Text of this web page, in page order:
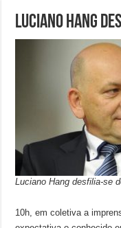
Luciano Hang
Luciano Hang desfilia-se
10h, em coletiva a